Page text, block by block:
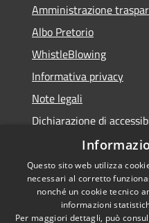
Amministrazione
Albo Pretorio
WhistleBlowing
Informativa privacy
Note legali
Dichiarazione di
Accessibilità
Questo sito web utilizza
necessari al corretto
nonché un cookie tecnico
informazioni
Per maggiori dettagli, può